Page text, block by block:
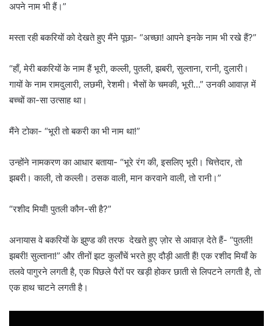
अपने नाम भी हैं।”
मस्ता रही बकरियों को देखते हुए मैंने पूछा- “अच्छा! आपने इनके नाम भी रखे हैं?”
“हाँ, मेरी बकरियों के नाम हैं भूरी, कल्ली, पुतली, झबरी, सुल्ताना, रानी, दुलारी।
गायों के नाम रामदुलारी, लछमी, रेशमी। भैसों के चमकी, भूरी…” उनकी आवाज़ में
बच्चों का-सा उत्साह था।
मैंने टोका- “भूरी तो बकरी का भी नाम था!”
उन्होंने नामकरण का आधार बताया- “भूरे रंग की, इसलिए भूरी। चित्तेदार, तो
झबरी। काली, तो कल्ली। ठसक वाली, मान करवाने वाली, तो रानी।”
“रशीद मियाँ! पुतली कौन-सी है?”
अनायास वे बकरियों के झुण्ड की तरफ देखते हुए ज़ोर से आवाज़ देते हैं- “पुतली!
झबरी! सुल्ताना!” और तीनों झट कुलाँचें भरते हुए दौड़ी आती हैं! एक रशीद मियाँ के
तलवे पागुरने लगती है, एक पिछले पैरों पर खड़ी होकर छाती से लिपटने लगती है, तो
एक हाथ चाटने लगती है।